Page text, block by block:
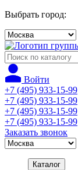
Выбрать город:
Войти
+7 (495) 933-15-99
+7 (495) 933-15-99
+7 (495) 933-15-99
+7 (495) 933-15-99
Заказать звонок
Каталог